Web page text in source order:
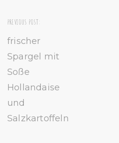
PREVIOUS POST:
frischer
Spargel mit
Soße
Hollandaise
und
Salzkartoffeln